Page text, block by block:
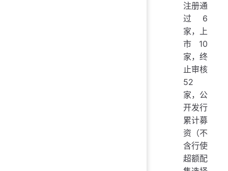
注册通
过6
家，上
市10
家，终
止审核
52
家，公
开发行
累计募
资（不
含行使
超额配